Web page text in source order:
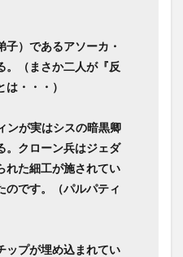
）であるアソーカ・
。（まさか二人が『反
・・・）
が実はシスの暗黒卿
。クローン兵はジェダ
れた細工が施されてい
のです。（パルパティ
プが埋め込まれてい